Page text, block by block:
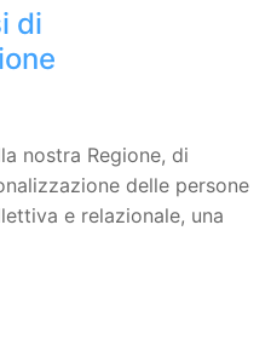
di
nostra Regione, di
delle persone
e relazionale, una